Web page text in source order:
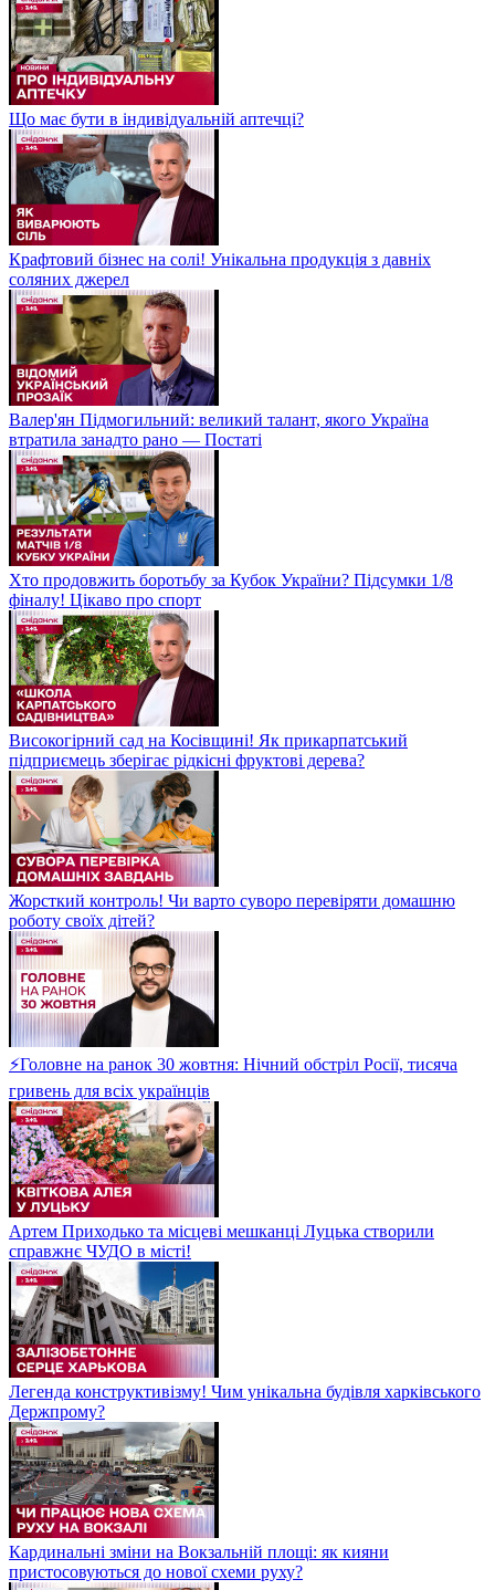
Що має бути в індивідуальній аптечці?
Крафтовий бізнес на солі! Унікальна продукція з давніх
соляних джерел
Валер'ян Підмогильний: великий талант, якого Україна
втратила занадто рано — Постаті
Хто продовжить боротьбу за Кубок України? Підсумки 1/8
фіналу! Цікаво про спорт
Високогірний сад на Косівщині! Як прикарпатський
підприємець зберігає рідкісні фруктові дерева?
Жорсткий контроль! Чи варто суворо перевіряти домашню
роботу своїх дітей?
⚡Головне на ранок 30 жовтня: Нічний обстріл Росії, тисяча
гривень для всіх українців
Артем Приходько та місцеві мешканці Луцька створили
справжнє ЧУДО в місті!
Легенда конструктивізму! Чим унікальна будівля харківського
Держпрому?
Кардинальні зміни на Вокзальній площі: як кияни
пристосовуються до нової схеми руху?